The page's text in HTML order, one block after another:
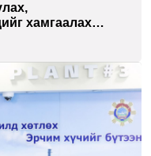
хамгаалах
сан нэгдэл” ХХК-